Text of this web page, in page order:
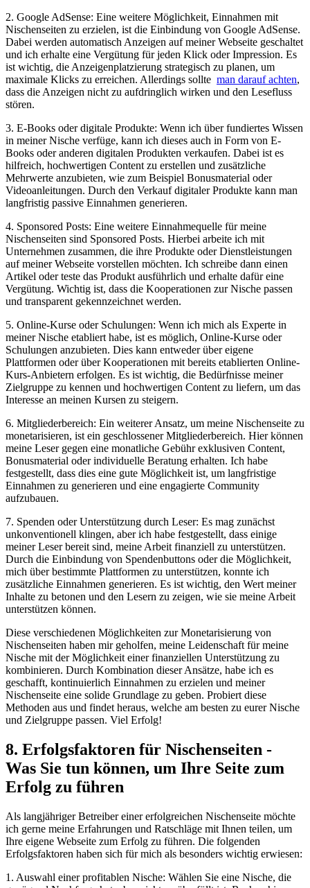
2. Google⁤ AdSense: Eine​ weitere Möglichkeit, ‌Einnahmen mit‍
Nischenseiten⁤ zu ⁢erzielen, ist‌ die⁢ Einbindung von Google AdSense.
‌Dabei werden automatisch Anzeigen auf meiner Webseite geschaltet
und ich erhalte eine Vergütung ⁤für jeden‌ Klick oder⁢ Impression.⁤ Es
ist wichtig,‍ die Anzeigenplatzierung ⁢strategisch zu planen,⁢ um
maximale Klicks zu⁣ erreichen. Allerdings⁤ sollte ‌ man darauf achten,
dass die Anzeigen nicht zu‍ aufdringlich wirken ​und‍ den Lesefluss
stören.
3. E-Books oder​ digitale Produkte: Wenn‌ ich über‍ fundiertes⁣ Wissen
in meiner Nische ‌verfüge, kann‌ ich dieses auch in ⁤Form⁣ von ⁢E-
Books oder anderen‌ digitalen Produkten verkaufen.⁢ Dabei ist es
hilfreich, hochwertigen⁣ Content zu erstellen und zusätzliche
⁣Mehrwerte anzubieten, wie ⁢zum‌ Beispiel Bonusmaterial oder
⁤Videoanleitungen.‍ Durch ⁣den Verkauf ⁤digitaler Produkte ⁤kann man
langfristig passive⁤ Einnahmen ⁤generieren.
4. Sponsored Posts: Eine weitere Einnahmequelle ⁤für meine
‍Nischenseiten sind Sponsored Posts. Hierbei arbeite ich mit
Unternehmen zusammen, die ihre ⁣Produkte oder⁣ Dienstleistungen
auf meiner Webseite vorstellen‌ möchten.⁤ Ich​ schreibe dann einen⁢
Artikel oder ⁣teste das Produkt ausführlich⁢ und​ erhalte dafür eine
Vergütung. Wichtig⁤ ist, dass ​die Kooperationen ‍zur Nische​ passen⁣
und ⁣transparent gekennzeichnet werden.
5. Online-Kurse oder⁣ Schulungen: Wenn‌ ich ‌mich​ als ​Experte‌ in​
meiner Nische etabliert habe,⁤ ist ​es möglich, Online-Kurse⁢ oder
Schulungen anzubieten. Dies kann entweder⁣ über ⁤eigene
Plattformen oder über Kooperationen ⁤mit bereits​ etablierten Online-
Kurs-Anbietern⁤ erfolgen. ​Es ​ist⁣ wichtig,​ die Bedürfnisse meiner‌
Zielgruppe zu kennen und ⁣hochwertigen Content zu liefern, ⁢um das
Interesse an meinen⁣ Kursen ⁤zu steigern.
6.‍ Mitgliederbereich: Ein weiterer Ansatz, um meine ⁤Nischenseite zu
monetarisieren,⁣ ist ein geschlossener Mitgliederbereich. Hier können
meine Leser ‌gegen eine monatliche Gebühr exklusiven Content,
Bonusmaterial oder individuelle Beratung erhalten.⁢ Ich habe
⁢festgestellt, ⁣dass dies eine gute⁣ Möglichkeit ist, um langfristige‍
Einnahmen ⁢zu generieren und‌ eine ‌engagierte Community
aufzubauen.
7. Spenden oder Unterstützung durch Leser: Es mag⁢ zunächst
unkonventionell klingen,​ aber ⁢ich habe⁤ festgestellt, dass einige
meiner Leser bereit⁢ sind,​ meine⁤ Arbeit finanziell‍ zu ‌unterstützen.
Durch die ‌Einbindung von ⁣Spendenbuttons oder die Möglichkeit,‍
mich ‌über⁤ bestimmte‍ Plattformen⁣ zu unterstützen, konnte ich
zusätzliche Einnahmen generieren. ‌Es ist‌ wichtig, den Wert meiner⁣
Inhalte‌ zu betonen und den Lesern⁣ zu zeigen, wie sie meine Arbeit
‍unterstützen können.
Diese ‌verschiedenen Möglichkeiten zur Monetarisierung‌ von​
Nischenseiten haben mir geholfen, meine Leidenschaft für meine
Nische mit ‌der Möglichkeit einer finanziellen ​Unterstützung zu
kombinieren.⁢ Durch‌ Kombination dieser ‍Ansätze, habe ich es
⁣geschafft, kontinuierlich ‍Einnahmen zu⁢ erzielen und meiner
Nischenseite eine ⁤solide Grundlage zu⁤ geben. Probiert diese
Methoden aus und findet heraus, welche am besten zu eurer ‍Nische⁢
und Zielgruppe passen. Viel ⁤Erfolg!
8. ‍Erfolgsfaktoren‍ für⁣ Nischenseiten ‌-
Was Sie⁢ tun⁢ können, um ‍Ihre Seite⁣ zum
Erfolg zu führen
Als langjähriger Betreiber einer erfolgreichen⁢ Nischenseite möchte
ich ⁢gerne​ meine Erfahrungen ⁢und Ratschläge mit⁢ Ihnen⁤ teilen, um
Ihre eigene ⁤Webseite zum Erfolg ‍zu führen. Die ​folgenden
Erfolgsfaktoren haben sich für​ mich als besonders⁤ wichtig erwiesen:
1. ⁣Auswahl ⁢einer ‌profitablen Nische: Wählen Sie ⁤eine Nische, die‌